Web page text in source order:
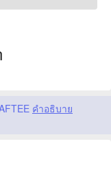
คำอธิบาย